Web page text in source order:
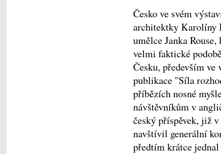
Česko ve svém
architektky Karolíny
umělce Janka
velmi faktické
Česku, především
publikace "Síla
příbězích nosné
návštěvníkům v
český příspěvek, již
navštívil generální
předtím krátce